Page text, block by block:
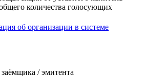
банк в России,
Европе. Российская Федерация в
РФ является владельцем доли
акция от уставного капитала
количества голосующих
об организации в системе